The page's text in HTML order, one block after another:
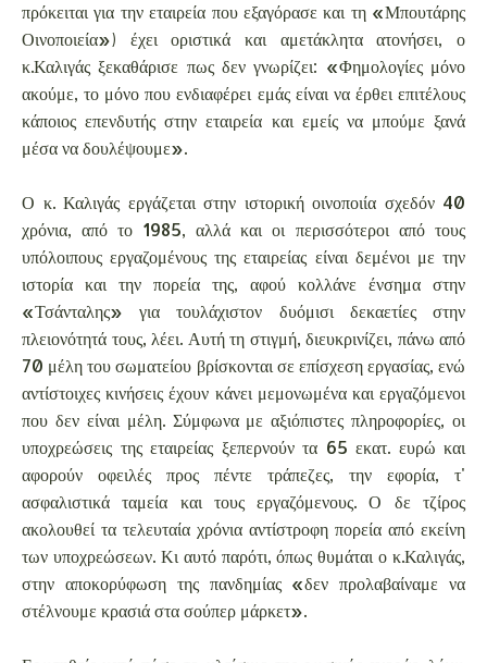
πρόκειται για την εταιρεία που εξαγόρασε και τη «Μπουτάρης
Οινοποιεία») έχει οριστικά και αμετάκλητα ατονήσει, ο
κ.Καλιγάς ξεκαθάρισε πως δεν γνωρίζει: «Φημολογίες μόνο
ακούμε, το μόνο που ενδιαφέρει εμάς είναι να έρθει επιτέλους
κάποιος επενδυτής στην εταιρεία και εμείς να μπούμε ξανά
μέσα να δουλέψουμε».
Ο κ. Καλιγάς εργάζεται στην ιστορική οινοποιία σχεδόν 40
χρόνια, από το 1985, αλλά και οι περισσότεροι από τους
υπόλοιπους εργαζομένους της εταιρείας είναι δεμένοι με την
ιστορία και την πορεία της, αφού κολλάνε ένσημα στην
«Τσάνταλης» για τουλάχιστον δυόμισι δεκαετίες στην
πλειονότητά τους, λέει. Αυτή τη στιγμή, διευκρινίζει, πάνω από
70 μέλη του σωματείου βρίσκονται σε επίσχεση εργασίας, ενώ
αντίστοιχες κινήσεις έχουν κάνει μεμονωμένα και εργαζόμενοι
που δεν είναι μέλη. Σύμφωνα με αξιόπιστες πληροφορίες, οι
υποχρεώσεις της εταιρείας ξεπερνούν τα 65 εκατ. ευρώ και
αφορούν οφειλές προς πέντε τράπεζες, την εφορία, τ'
ασφαλιστικά ταμεία και τους εργαζόμενους. Ο δε τζίρος
ακολουθεί τα τελευταία χρόνια αντίστροφη πορεία από εκείνη
των υποχρεώσεων. Κι αυτό παρότι, όπως θυμάται ο κ.Καλιγάς,
στην αποκορύφωση της πανδημίας «δεν προλαβαίναμε να
στέλνουμε κρασιά στα σούπερ μάρκετ».